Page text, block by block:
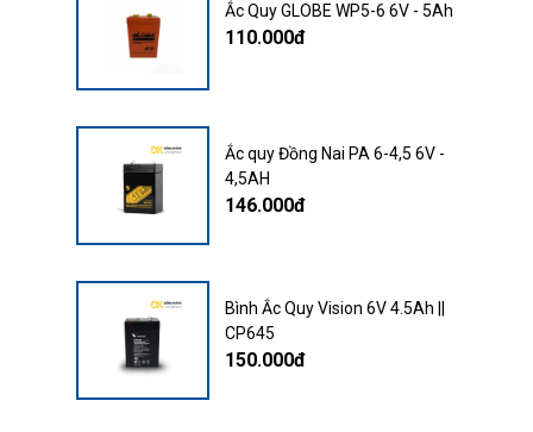
Ắc Quy GLOBE WP5-6 6V - 5Ah
110.000đ
Ắc quy Đồng Nai PA 6-4,5 6V -
4,5AH
146.000đ
Bình Ắc Quy Vision 6V 4.5Ah ||
CP645
150.000đ